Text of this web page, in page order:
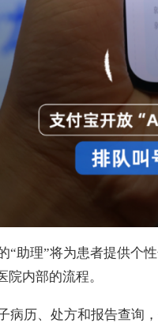
“助理”将为患者提供个
院内部的流程。
病历、处方和报告查询